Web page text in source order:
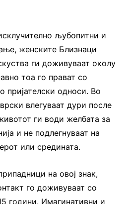
љубопитни и
женските Близнаци
ги доживуваат околу
тоа го прават со
пријателски односи. Во
влегуваат дури после
ги води желбата за
и не подлегнуваат на
или средината.
на овој знак,
го доживуваат со
години. Имагинативни и